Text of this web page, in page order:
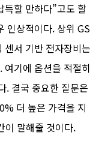
득할 만하다”고도 할
인상적이다. 상위 GS
센서 기반 전자장비는
기에 옵션을 적절히
. 결국 중요한 질문은
더 높은 가격을 지
이 말해줄 것이다.